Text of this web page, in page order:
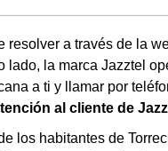
resolver a través de la
lado, la marca Jazztel
a ti y llamar por
al cliente de
los habitantes de